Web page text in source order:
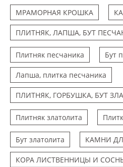
МРАМОРНАЯ КРОШКА
ПЛИТНЯК, ЛАПША, БУТ
Плитняк песчаника Бут
Лапша, плитка песчаника
ПЛИТНЯК, ГОРБУШКА, БУТ
Плитняк златолита
Бут златолита КАМНИ
КОРА ЛИСТВЕННИЦЫ И